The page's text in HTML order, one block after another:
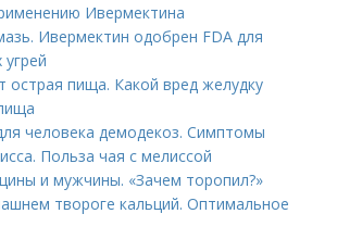
Ивермектина
Ивермектин одобрен FDA для
острая пища. Какой вред желудку
человека демодекоз. Симптомы
Польза чая с мелиссой
и мужчины. «Зачем торопил?»
твороге кальций. Оптимальное